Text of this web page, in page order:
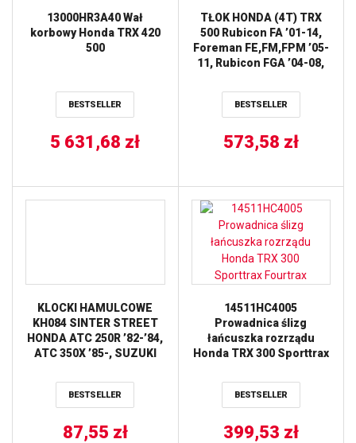
13000HR3A40 Wał
korbowy Honda TRX 420
500
BESTSELLER
5 631,68 zł
TŁOK HONDA (4T) TRX
500 Rubicon FA ’01-14,
Foreman FE,FM,FPM ’05-
11, Rubicon FGA ’04-08,
(+1,00MM=92,96MM)
(SWORZEŃ 20MM)
BESTSELLER
573,58 zł
KLOCKI HAMULCOWE
KH084 SINTER STREET
HONDA ATC 250R ’82-’84,
ATC 350X ’85-, SUZUKI
TRX 500 ’12-, PRZÓD TRW
LUCAS ZF
BESTSELLER
87,55 zł
14511HC4005
Prowadnica ślizg
łańcuszka rozrządu
Honda TRX 300 Sporttrax
BESTSELLER
399,53 zł